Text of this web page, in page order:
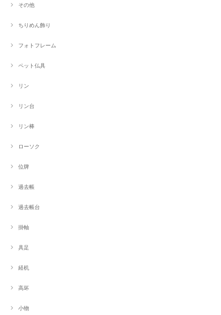
その他
ちりめん飾り
フォトフレーム
ペット仏具
リン
リン台
リン棒
ローソク
位牌
過去帳
過去帳台
掛軸
具足
経机
高坏
小物